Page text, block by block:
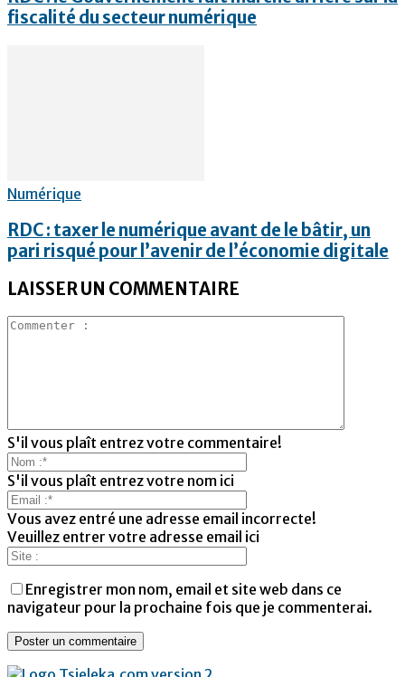
fiscalité du secteur numérique
Numérique
RDC : taxer le numérique avant de le bâtir, un
pari risqué pour l’avenir de l’économie digitale
LAISSER UN COMMENTAIRE
S'il vous plaît entrez votre commentaire!
S'il vous plaît entrez votre nom ici
Vous avez entré une adresse email incorrecte!
Veuillez entrer votre adresse email ici
Enregistrer mon nom, email et site web dans ce
navigateur pour la prochaine fois que je commenterai.